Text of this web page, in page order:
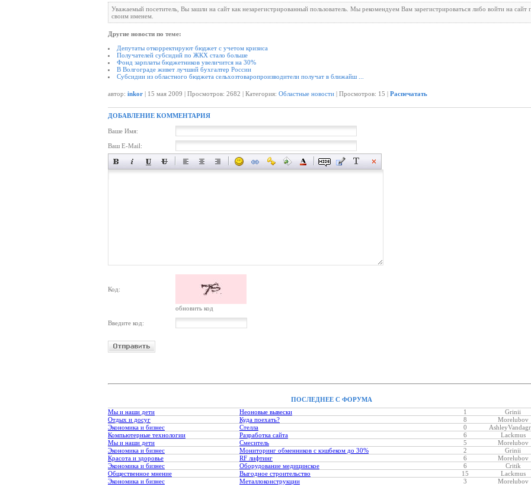
Уважаемый посетитель, Вы зашли на сайт как незарегистрированный пользователь. Мы рекомендуем Вам зарегистрироваться либо войти на сайт
своим именем.
Другие новости по теме:
Депутаты откорректируют бюджет с учетом кризиса
Получателей субсидий по ЖКХ стало больше
Фонд зарплаты бюджетников увеличится на 30%
В Волгограде живет лучший бухгалтер России
Субсидии из областного бюджета сельхозтоваропроизводители получат в ближайш ...
автор: inkor | 15 мая 2009 | Просмотров: 2682 | Категория: Областные новости | Просмотров: 15 | Распечатать
ДОБАВЛЕНИЕ КОММЕНТАРИЯ
Ваше Имя:
Ваш E-Mail:
Код:
обновить код
Введите код:
ПОСЛЕДНЕЕ С ФОРУМА
Мы и наши дети
Неоновые вывески 1
Grinii
Отдых и досуг
Куда поехать? 8
Morelubov
Экономика и бизнес
Стелла 0
Компьютерные технологии
Разработка сайта 6
Lackmus
Мы и наши дети
Смеситель 5
Morelubov
Экономика и бизнес
Мониторинг обменников с кэшбеком до 30% 2
Grinii
Красота и здоровье
RF лифтинг 6
Morelubov
Экономика и бизнес
Оборудование медицинское 6
Critik
Общественное мнение
Выгодное строительство 15
Lackmus
Экономика и бизнес
Металлоконструкции 3 Morelubov